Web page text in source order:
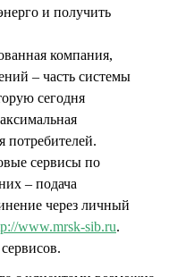
и получить
компания,
– часть системы
сегодня
потребителей.
сервисы по
– подача
через личный
www.mrsk-sib.ru.